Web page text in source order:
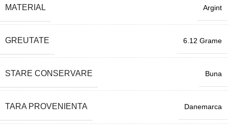
MATERIAL Argint
GREUTATE 6.12 Grame
STARE CONSERVARE Buna
TARA PROVENIENTA Danemarca